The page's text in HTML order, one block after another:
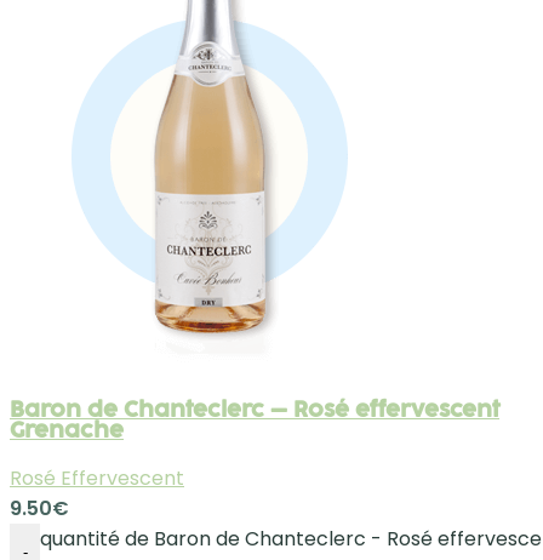
Baron de Chanteclerc – Rosé effervescent
Grenache
Rosé Effervescent
9.50€
- quantité de Baron de Chanteclerc - Rosé